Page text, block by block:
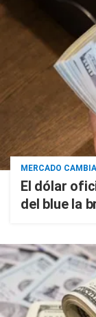
MERCADO
El dólar
del blue la